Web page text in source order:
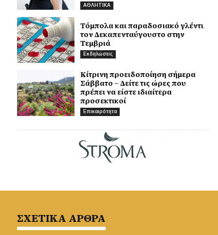
ΑΘΛΗΤΙΚΑ
Τόμπολα και παραδοσιακό γλέντι
τον Δεκαπενταύγουστο στην
Τεμβριά
Εκδηλώσεις
Κίτρινη προειδοποίηση σήμερα
Σάββατο – Δείτε τις ώρες που
πρέπει να είστε ιδιαίτερα
προσεκτικοί
Επικαιρότητα
ΣΧΕΤΙΚΑ ΑΡΘΡΑ